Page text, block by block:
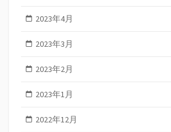
2023年4月
2023年3月
2023年2月
2023年1月
2022年12月